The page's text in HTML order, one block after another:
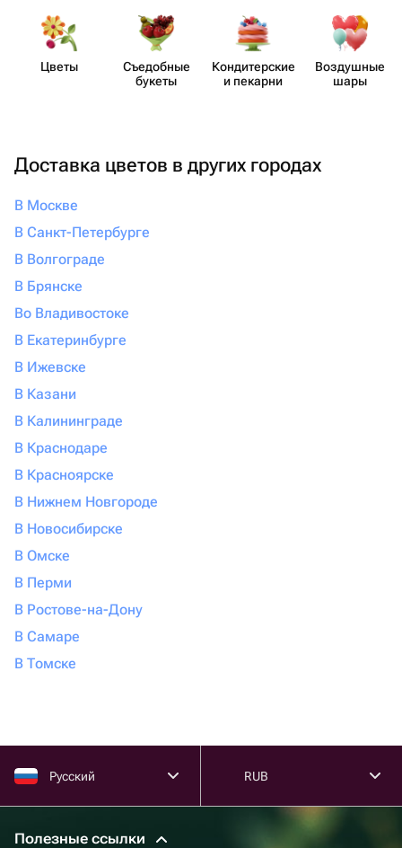
Цветы
Съедобные
букеты
Кондит​ерские
и пекарни
Воздушные
шары
Доставка цветов в других городах
В Москве
В Санкт-Петербурге
В Волгограде
В Брянске
Во Владивостоке
В Екатеринбурге
В Ижевске
В Казани
В Калининграде
В Краснодаре
В Красноярске
В Нижнем Новгороде
В Новосибирске
В Омске
В Перми
В Ростове-на-Дону
В Самаре
В Томске
Русский RUB
Полезные ссылки